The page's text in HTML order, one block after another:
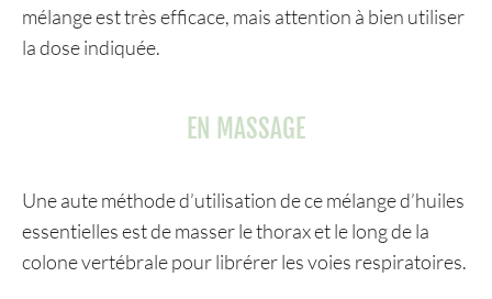
mélange est très efficace, mais attention à bien utiliser
la dose indiquée.
EN MASSAGE
Une aute méthode d’utilisation de ce mélange d’huiles
essentielles est de masser le thorax et le long de la
colone vertébrale pour librérer les voies respiratoires.